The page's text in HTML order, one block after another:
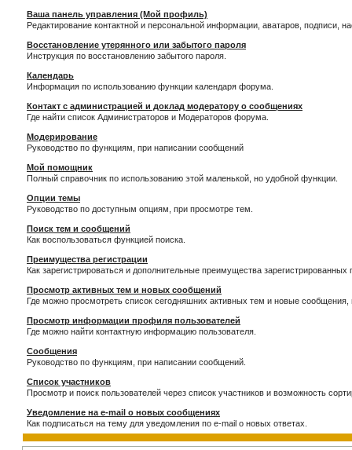
Ваша панель управления (Мой профиль)
Редактирование контактной и персональной информации, аватаров,
Восстановление утерянного или забытого пароля
Инструкция по восстановлению забытого пароля.
Календарь
Информация по использованию функции календаря форума.
Контакт с администрацией и доклад модератору о сообщениях
Где найти список Администраторов и Модераторов форума.
Модерирование
Руководство по функциям, при написании сообщений
Мой помощник
Полный справочник по использованию этой маленькой, но удобной функции.
Опции темы
Руководство по доступным опциям, при просмотре тем.
Поиск тем и сообщений
Как воспользоваться функцией поиска.
Преимущества регистрации
Как зарегистрироваться и дополнительные преимущества зарегистрированных
Просмотр активных тем и новых сообщений
Где можно просмотреть список сегодняшних активных тем и новые
Просмотр информации профиля пользователей
Где можно найти контактную информацию пользователя.
Сообщения
Руководство по функциям, при написании сообщений.
Список участников
Просмотр и поиск пользователей через список участников и возможность
Уведомление на e-mail о новых сообщениях
Как подписаться на тему для уведомления по e-mail о новых ответах.